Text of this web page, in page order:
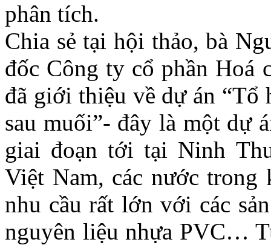
phân tích.
Chia sẻ tại hội thảo, bà
đốc Công ty cổ phần
đã giới thiệu về dự án “Tổ
sau muối”- đây là một dự
giai đoạn tới tại Ninh
Việt Nam, các nước
nhu cầu rất lớn với các
nguyên liệu nhựa PVC…